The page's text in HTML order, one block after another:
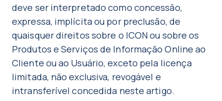
deve ser interpretado como concessão,
expressa, implícita ou por preclusão, de
quaisquer direitos sobre o ICON ou sobre os
Produtos e Serviços de Informação Online ao
Cliente ou ao Usuário, exceto pela licença
limitada, não exclusiva, revogável e
intransferível concedida neste artigo.